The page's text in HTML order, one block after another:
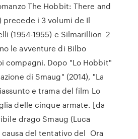
The Hobbit: There and
precede i 3 volumi de Il
(1954-1955) e Silmarillion 2
le avventure di Bilbo
compagni. Dopo "Lo Hobbit"
di Smaug" (2014), "La
e trama del film Lo
delle cinque armate. [da
drago Smaug (Luca
causa del tentativo del Ora